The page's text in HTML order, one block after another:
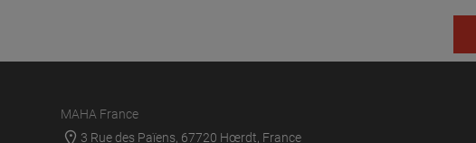
MAHA France
3 Rue des Païens, 67720 Hœrdt, France